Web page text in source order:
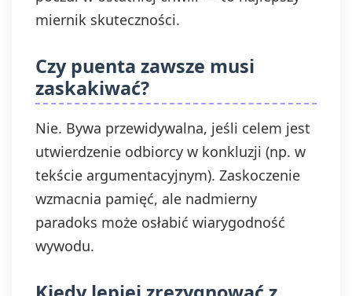
miernik skuteczności.
Czy puenta zawsze musi
zaskakiwać?
Nie. Bywa przewidywalna, jeśli celem jest
utwierdzenie odbiorcy w konkluzji (np. w
tekście argumentacyjnym). Zaskoczenie
wzmacnia pamięć, ale nadmierny
paradoks może osłabić wiarygodność
wywodu.